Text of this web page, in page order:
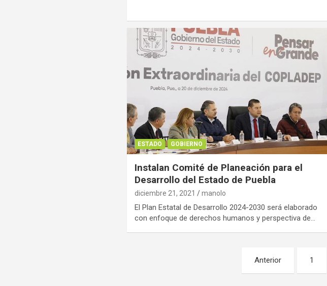
ESTADO GOBIERNO
Instalan Comité de Planeación para el
Desarrollo del Estado de Puebla
diciembre 21, 2021 manolo
El Plan Estatal de Desarrollo 2024-2030 será elaborado
con enfoque de derechos humanos y perspectiva de…
Anterior 1